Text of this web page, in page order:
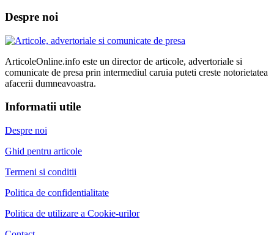
Despre noi
ArticoleOnline.info este un director de articole, advertoriale si
comunicate de presa prin intermediul caruia puteti creste notorietatea
afacerii dumneavoastra.
Informatii utile
Despre noi
Ghid pentru articole
Termeni si conditii
Politica de confidentialitate
Politica de utilizare a Cookie-urilor